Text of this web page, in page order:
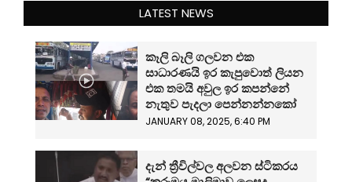
LATEST NEWS
කෑලි බෑලි ගලවන එක
සාධාරණයි ඉර කැපුවොත් ලියන
එක තමයි අවුල ඉර කපන්නේ
නැතුව පැදලා පෙන්නන්නකෝ
JANUARY 08, 2025, 6:40 PM
දැන් ත්‍රීවිල්වල අලවන ස්ටිකරය